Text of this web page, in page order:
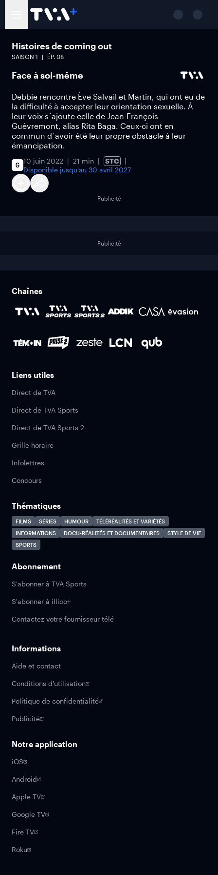
Histoires de coming out
SAISON 1 ÉP. 08
Face à soi-même
Debbie rencontre Ève Salvail et Martin, qui ont eu de
la difficulté à accepter leur orientation sexuelle. À
leur voix s´ajoute celle de Jean-François
Guèvremont, alias Rita Baga. Ceux-ci ont en
commun d´avoir été leur propre obstacle à leur
émancipation.
10 juin 2022 21 min
STC
Disponible jusqu'au 30 avril 2027
Publicité
Publicité
Chaînes
Liens utiles
Direct de TVA
Direct de TVA Sports
Direct de TVA Sports 2
Grille horaire
Infolettres
Concours
Thématiques
FILMS SÉRIES HUMOUR
TÉLÉRÉALITÉS ET VARIÉTÉS
INFORMATIONS
DOCU-RÉALITÉS ET DOCUMENTAIRES
STYLE DE VIE
SPORTS
Abonnement
S'abonner à TVA Sports
S'abonner à illico+
Contactez votre fournisseur télé
Informations
Aide et contact
Conditions d'utilisation
Politique de confidentialité
Publicité
Notre application
iOS
Android
Apple TV
Google TV
Fire TV
Roku